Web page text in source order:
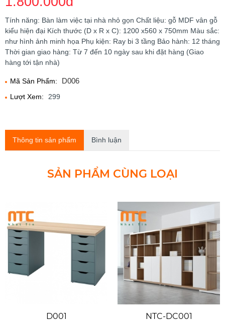
Tính năng: Bàn làm việc tại nhà nhỏ gọn Chất liệu: gỗ MDF vân gỗ
kiểu hiện đại Kích thước (D x R x C): 1200 x560 x 750mm Màu sắc:
như hình ảnh minh họa Phụ kiện: Ray bi 3 tầng Bảo hành: 12 tháng
Thời gian giao hàng: Từ 7 đến 10 ngày sau khi đặt hàng (Giao
hàng tới tận nhà)
Mã Sản Phẩm: D006
Lượt Xem: 299
Thông tin sản phẩm Bình luận
SẢN PHẨM CÙNG LOẠI
D001 NTC-DC001